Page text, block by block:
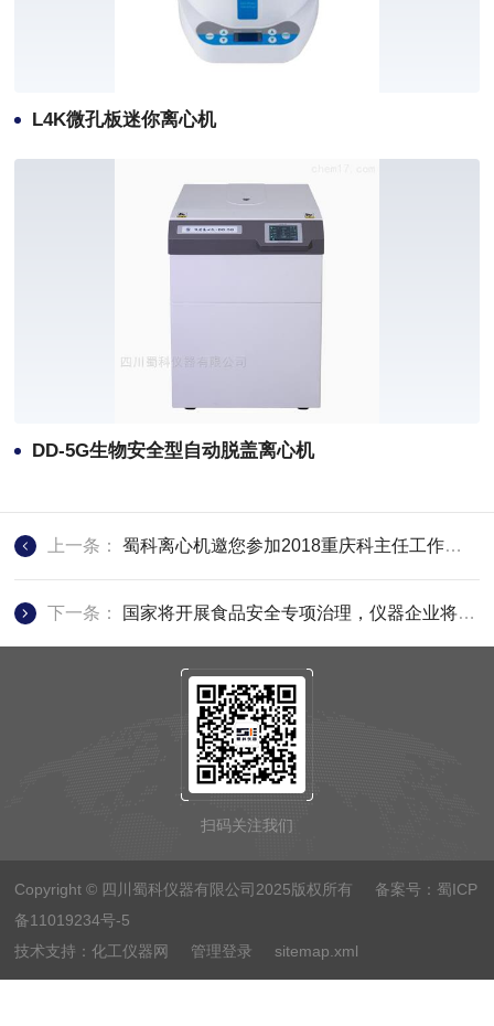
L4K微孔板迷你离心机
DD-5G生物安全型自动脱盖离心机
上一条：蜀科离心机邀您参加2018重庆科主任工作会议
下一条： 国家将开展食品安全专项治理，仪器企业将发挥更大作用
扫码关注我们
Copyright © 四川蜀科仪器有限公司2025版权所有 备案号： 蜀ICP
备11019234号-5
技术支持：化工仪器网 管理登录 sitemap.xml